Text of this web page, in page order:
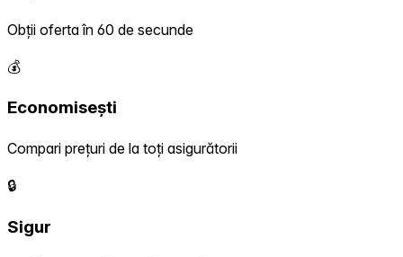
Obții oferta în 60 de secunde
💰
Economisești
Compari prețuri de la toți asigurătorii
🔒
Sigur